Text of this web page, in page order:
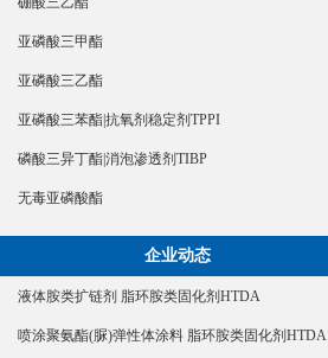
亚磷酸三甲酯
亚磷酸三乙酯
亚磷酸三苯酯|抗氧剂稳定剂TPPI
磷酸三异丁酯|消泡渗透剂TIBP
无毒亚磷酸酯
企业动态
液体胺类扩链剂 脂环胺类固化剂HTDA
喷涂聚氨酯(脲)弹性体涂料 脂环胺类固化剂HTDA